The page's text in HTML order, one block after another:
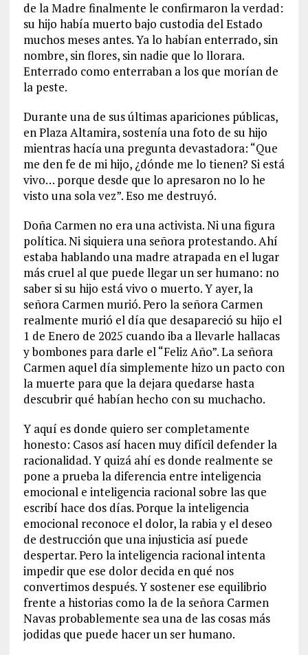
de la Madre finalmente le confirmaron la verdad:
su hijo había muerto bajo custodia del Estado
muchos meses antes. Ya lo habían enterrado, sin
nombre, sin flores, sin nadie que lo llorara.
Enterrado como enterraban a los que morían de
la peste.
Durante una de sus últimas apariciones públicas,
en Plaza Altamira, sostenía una foto de su hijo
mientras hacía una pregunta devastadora: “Que
me den fe de mi hijo, ¿dónde me lo tienen? Si está
vivo… porque desde que lo apresaron no lo he
visto una sola vez”. Eso me destruyó.
Doña Carmen no era una activista. Ni una figura
política. Ni siquiera una señora protestando. Ahí
estaba hablando una madre atrapada en el lugar
más cruel al que puede llegar un ser humano: no
saber si su hijo está vivo o muerto. Y ayer, la
señora Carmen murió. Pero la señora Carmen
realmente murió el día que desapareció su hijo el
1 de Enero de 2025 cuando iba a llevarle hallacas
y bombones para darle el “Feliz Año”. La señora
Carmen aquel día simplemente hizo un pacto con
la muerte para que la dejara quedarse hasta
descubrir qué habían hecho con su muchacho.
Y aquí es donde quiero ser completamente
honesto: Casos así hacen muy difícil defender la
racionalidad. Y quizá ahí es donde realmente se
pone a prueba la diferencia entre inteligencia
emocional e inteligencia racional sobre las que
escribí hace dos días. Porque la inteligencia
emocional reconoce el dolor, la rabia y el deseo
de destrucción que una injusticia así puede
despertar. Pero la inteligencia racional intenta
impedir que ese dolor decida en qué nos
convertimos después. Y sostener ese equilibrio
frente a historias como la de la señora Carmen
Navas probablemente sea una de las cosas más
jodidas que puede hacer un ser humano.